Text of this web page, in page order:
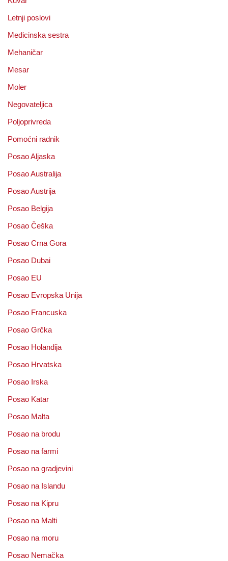
Letnji poslovi
Medicinska sestra
Mehaničar
Mesar
Moler
Negovateljica
Poljoprivreda
Pomoćni radnik
Posao Aljaska
Posao Australija
Posao Austrija
Posao Belgija
Posao Češka
Posao Crna Gora
Posao Dubai
Posao EU
Posao Evropska Unija
Posao Francuska
Posao Grčka
Posao Holandija
Posao Hrvatska
Posao Irska
Posao Katar
Posao Malta
Posao na brodu
Posao na farmi
Posao na gradjevini
Posao na Islandu
Posao na Kipru
Posao na Malti
Posao na moru
Posao Nemačka